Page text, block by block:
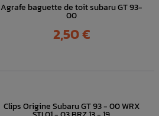
Agrafe baguette de toit subaru GT 93-
00
Prix
2,50 €
Clips Origine Subaru GT 93 - 00 WRX